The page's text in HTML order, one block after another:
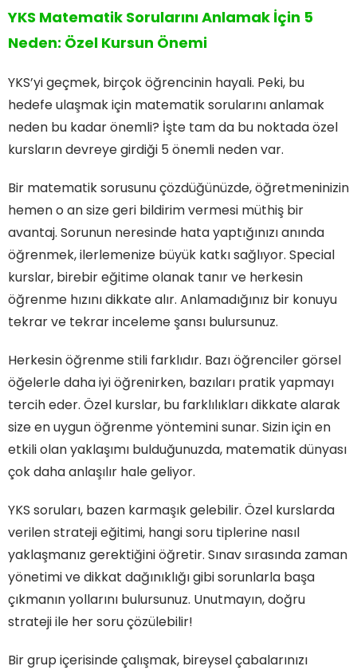
YKS Matematik Sorularını Anlamak İçin 5
Neden: Özel Kursun Önemi
YKS’yi geçmek, birçok öğrencinin hayali. Peki, bu
hedefe ulaşmak için matematik sorularını anlamak
neden bu kadar önemli? İşte tam da bu noktada özel
kursların devreye girdiği 5 önemli neden var.
Bir matematik sorusunu çözdüğünüzde, öğretmeninizin
hemen o an size geri bildirim vermesi müthiş bir
avantaj. Sorunun neresinde hata yaptığınızı anında
öğrenmek, ilerlemenize büyük katkı sağlıyor. Special
kurslar, birebir eğitime olanak tanır ve herkesin
öğrenme hızını dikkate alır. Anlamadığınız bir konuyu
tekrar ve tekrar inceleme şansı bulursunuz.
Herkesin öğrenme stili farklıdır. Bazı öğrenciler görsel
öğelerle daha iyi öğrenirken, bazıları pratik yapmayı
tercih eder. Özel kurslar, bu farklılıkları dikkate alarak
size en uygun öğrenme yöntemini sunar. Sizin için en
etkili olan yaklaşımı bulduğunuzda, matematik dünyası
çok daha anlaşılır hale geliyor.
YKS soruları, bazen karmaşık gelebilir. Özel kurslarda
verilen strateji eğitimi, hangi soru tiplerine nasıl
yaklaşmanız gerektiğini öğretir. Sınav sırasında zaman
yönetimi ve dikkat dağınıklığı gibi sorunlarla başa
çıkmanın yollarını bulursunuz. Unutmayın, doğru
strateji ile her soru çözülebilir!
Bir grup içerisinde çalışmak, bireysel çabalarınızı